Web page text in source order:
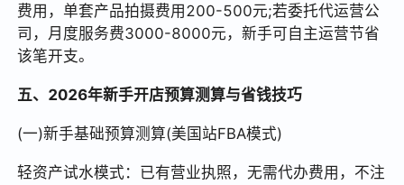
费用，单套产品拍摄费用200-500元;若委托代运营公
司，月度服务费3000-8000元，新手可自主运营节省
该笔开支。
五、2026年新手开店预算测算与省钱技巧
(一)新手基础预算测算(美国站FBA模式)
轻资产试水模式：已有营业执照，无需代办费用，不注